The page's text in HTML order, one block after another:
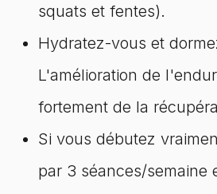
squats et fentes).
Hydratez-vous et
L'amélioration de
fortement de la
Si vous débutez
par 3 séances/semaine